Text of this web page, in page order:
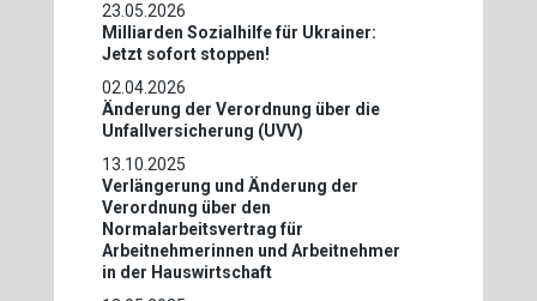
23.05.2026
Milliarden Sozialhilfe für Ukrainer:
Jetzt sofort stoppen!
02.04.2026
Änderung der Verordnung über die
Unfallversicherung (UVV)
13.10.2025
Verlängerung und Änderung der
Verordnung über den
Normalarbeitsvertrag für
Arbeitnehmerinnen und Arbeitnehmer
in der Hauswirtschaft